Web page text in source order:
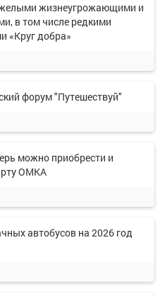
жизнеугрожающими и
в том числе редкими
«Круг добра»
форум "Путешествуй"
можно приобрести и
ОМКА
автобусов на 2026 год